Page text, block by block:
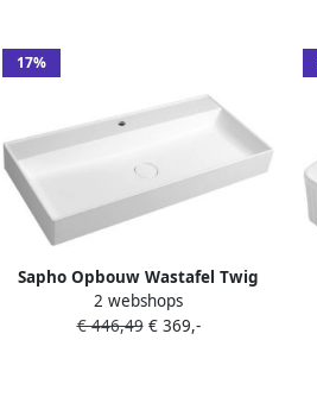
17%
Sapho Opbouw Wastafel Twig
Met Wastekapje 100x47 cm Cast
Marble Wit
2 webshops
€ 446,49€ 369,-